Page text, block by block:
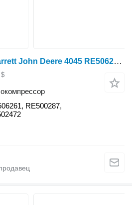
Турбокомпрессор Garrett John Deere 4045 RE506261 для трактора колесного John Deere 6010, 6110, 6210, 6100D, 6110D, 6115D, 6125D, 6130D, 6140D, 6100E, 6020, 6120 и др
RE500287,